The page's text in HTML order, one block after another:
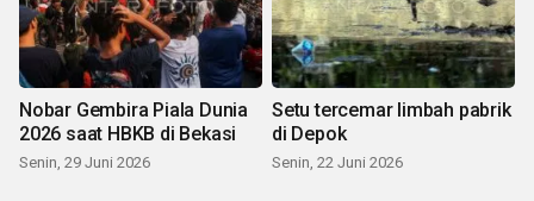
Nobar Gembira Piala Dunia
2026 saat HBKB di Bekasi
Senin, 29 Juni 2026
Setu tercemar limbah pabrik
di Depok
Senin, 22 Juni 2026